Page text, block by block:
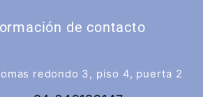
de contacto
redondo 3, piso 4, puerta 2